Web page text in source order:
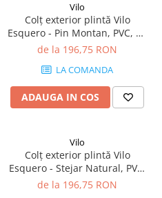
Vilo
Colț exterior plintă Vilo
Esquero - Pin Montan, PVC, 20
buc/cutie, compatibil plintă
de la 196,75 RON
LA COMANDA
ADAUGA IN COS
Vilo
Colț exterior plintă Vilo
Esquero - Stejar Natural, PVC,
20 buc/cutie, compatibil
de la 196,75 RON